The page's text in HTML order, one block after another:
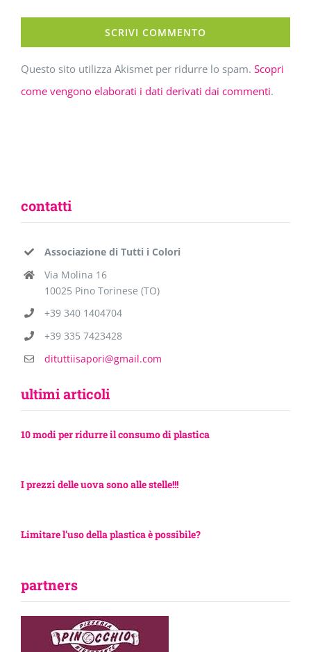
Questo sito utilizza Akismet per ridurre lo spam. Scopri
come vengono elaborati i dati derivati dai commenti.
contatti
Associazione di Tutti i Colori
Via Molina 16
10025 Pino Torinese (TO)
+39 340 1404704
+39 335 7423428
dituttiisapori@gmail.com
ultimi articoli
10 modi per ridurre il consumo di plastica
I prezzi delle uova sono alle stelle!!!
Limitare l’uso della plastica è possibile?
partners